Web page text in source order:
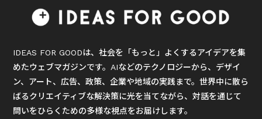
IDEAS FOR GOODは、社会を「もっと」よくするアイデアを集
めたウェブマガジンです。AIなどのテクノロジーから、デザイ
ン、アート、広告、政策、企業や地域の実践まで。世界中に散ら
ばるクリエイティブな解決策に光を当てながら、対話を通じて
問いをひらくための多様な視点をお届けします。